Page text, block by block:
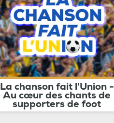
La chanson fait l'Union -
Au cœur des chants de
supporters de foot